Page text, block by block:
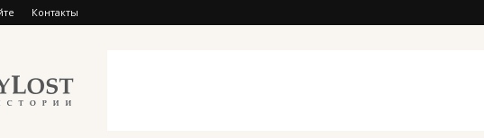
Контакты